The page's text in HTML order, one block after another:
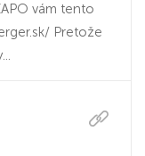
vám tento
Pretože